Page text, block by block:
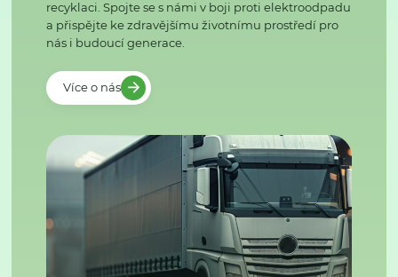
recyklaci. Spojte se s námi v boji proti elektroodpadu
a přispějte ke zdravějšímu životnímu prostředí pro
nás i budoucí generace.
Více o nás